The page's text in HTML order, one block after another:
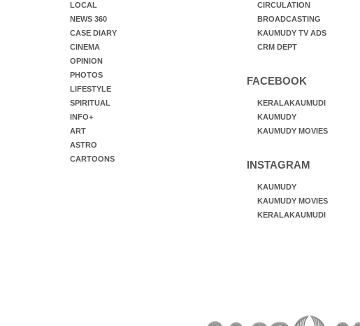
LOCAL
NEWS 360
CASE DIARY
CINEMA
OPINION
PHOTOS
LIFESTYLE
SPIRITUAL
INFO+
ART
ASTRO
CARTOONS
CIRCULATION
BROADCASTING
KAUMUDY TV ADS
CRM DEPT
FACEBOOK
KERALAKAUMUDI
KAUMUDY
KAUMUDY MOVIES
INSTAGRAM
KAUMUDY
KAUMUDY MOVIES
KERALAKAUMUDI